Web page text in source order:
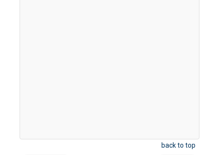
back to top